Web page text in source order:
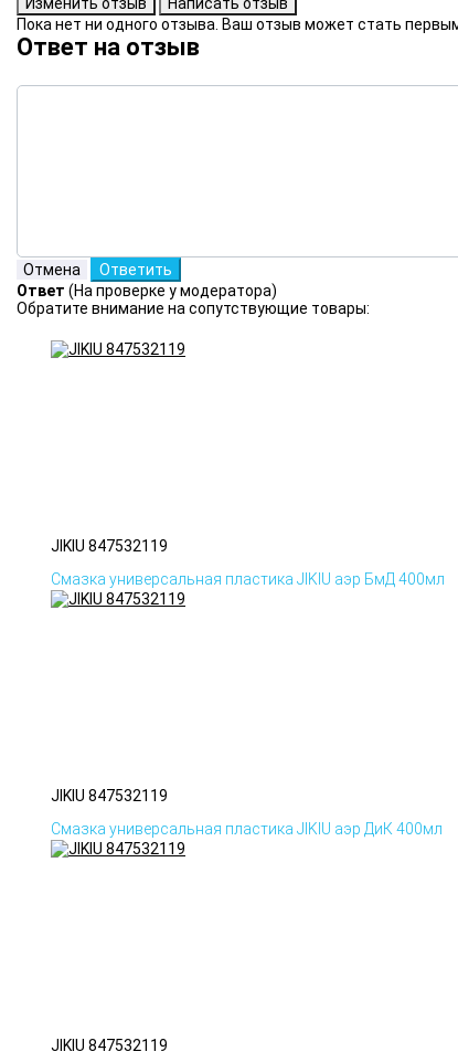
Пока нет ни одного отзыва. Ваш отзыв может стать
Ответ на отзыв
Ответ (На проверке у модератора)
Обратите внимание на сопутствующие товары:
JIKIU 847532119
Смазка универсальная пластика JIKIU аэр БмД 400мл
JIKIU 847532119
Смазка универсальная пластика JIKIU аэр ДиК 400мл
JIKIU 847532119